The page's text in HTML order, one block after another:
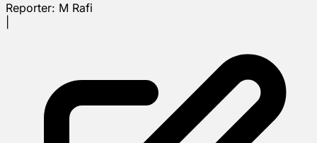
Reporter: M Rafi